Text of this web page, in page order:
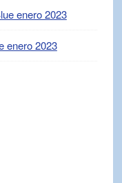
enero 2023
enero 2023